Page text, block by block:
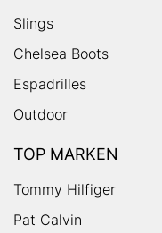
Slings
Chelsea Boots
Espadrilles
Outdoor
TOP MARKEN
Tommy Hilfiger
Pat Calvin